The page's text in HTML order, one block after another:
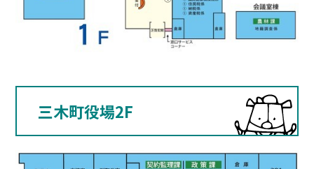
三木町役場2F